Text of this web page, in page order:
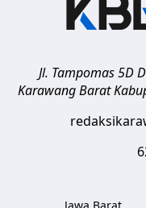
Jl. Tampomas 5D
Karawang Barat